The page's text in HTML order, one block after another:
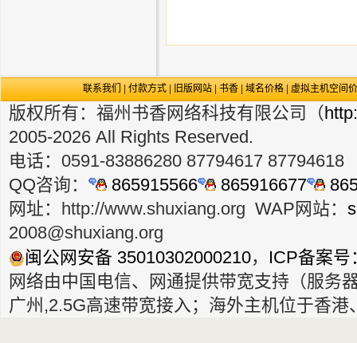
联系我们|付款方式|旧版网站|书香|域名价格|虚拟主机空间
版权所有：福州书香网络科技有限公司（
2005-2026 All Rights Reserved.
电话： 0591-83886280 87794617 87794618
QQ咨询：
865915566 865916677
网址： http://www.shuxiang.org WAP网站：
2008@shuxiang.org
闽公网安备 35010302000210， ICP备案号
网络由中国电信、网通提供带宽支持（服务
广州,2.5G高速带宽接入；海外主机位于香港